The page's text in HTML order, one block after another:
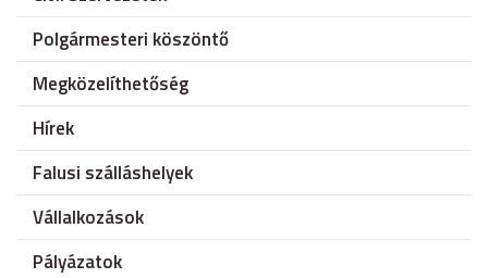
Polgármesteri köszöntő
Megközelíthetőség
Hírek
Falusi szálláshelyek
Vállalkozások
Pályázatok